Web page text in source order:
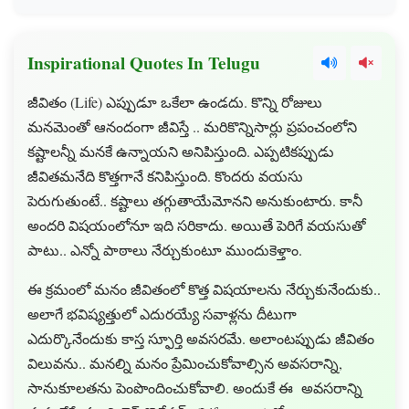
Inspirational Quotes In Telugu
జీవితం (Life) ఎప్పుడూ ఒకేలా ఉండదు. కొన్ని రోజులు
మనమెంతో ఆనందంగా జీవిస్తే .. మరికొన్నిసార్లు ప్రపంచంలోని
కష్టాలన్నీ మనకే ఉన్నాయని అనిపిస్తుంది. ఎప్పటికప్పుడు
జీవితమనేది కొత్తగానే కనిపిస్తుంది. కొందరు వయసు
పెరుగుతుంటే.. కష్టాలు తగ్గుతాయేమోనని అనుకుంటారు. కానీ
అందరి విషయంలోనూ ఇది సరికాదు. అయితే పెరిగే వయసుతో
పాటు.. ఎన్నో పాఠాలు నేర్చుకుంటూ ముందుకెళ్తాం.
ఈ క్రమంలో మనం జీవితంలో కొత్త విషయాలను నేర్చుకునేందుకు..
అలాగే భవిష్యత్తులో ఎదురయ్యే సవాళ్లను దీటుగా
ఎదుర్కొనేందుకు కాస్త స్ఫూర్తి అవసరమే. అలాంటప్పుడు జీవితం
విలువను.. మనల్ని మనం ప్రేమించుకోవాల్సిన అవసరాన్ని,
సానుకూలతను పెంపొందించుకోవాలి. అందుకే ఈ అవసరాన్ని